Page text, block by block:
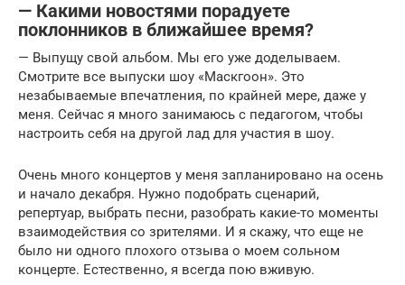
— Какими новостями порадуете
поклонников в ближайшее время?
— Выпущу свой альбом. Мы его уже доделываем.
Смотрите все выпуски шоу «Маскгоон». Это
незабываемые впечатления, по крайней мере, даже у
меня. Сейчас я много занимаюсь с педагогом, чтобы
настроить себя на другой лад для участия в шоу.
Очень много концертов у меня запланировано на осень
и начало декабря. Нужно подобрать сценарий,
репертуар, выбрать песни, разобрать какие-то моменты
взаимодействия со зрителями. И я скажу, что еще не
было ни одного плохого отзыва о моем сольном
концерте. Естественно, я всегда пою вживую.